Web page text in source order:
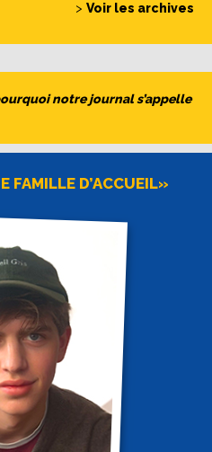
> Voir les archives
notre journal s’appelle
FAMILLE D’ACCUEIL»